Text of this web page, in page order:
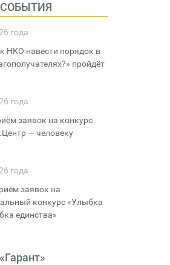
года
НКО навести порядок в
пройдёт
года
заявок на конкурс
— человеку
года
заявок на
конкурс «Улыбка
единства»